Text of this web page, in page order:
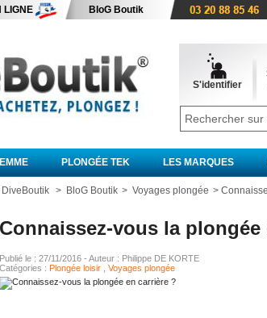
LIGNE BloG Boutik
S'identifier
PLONGÉE TEK LES MARQUES
> BloG Boutik > Voyages plongée >
Connaissez-vous la plongée
Publié le : 27/11/2016 - Auteur : Philippe DE KORTE
Catégories : Plongée loisir Voyages plongée